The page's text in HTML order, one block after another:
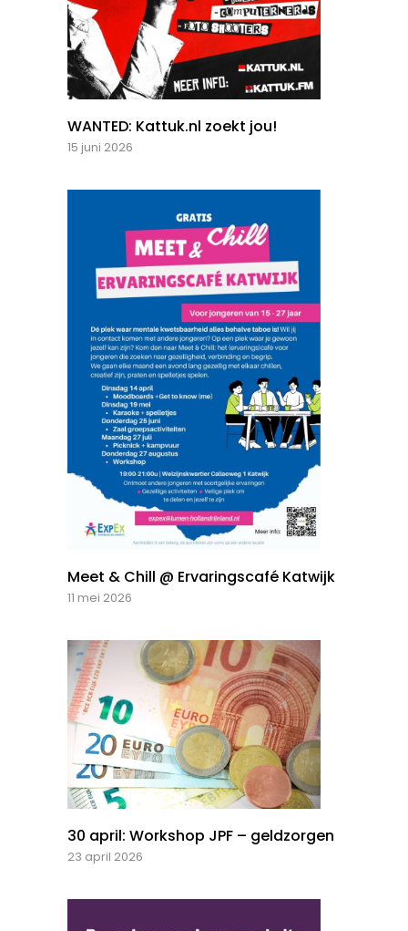
WANTED: Kattuk.nl zoekt jou!
15 juni 2026
Meet & Chill @ Ervaringscafé Katwijk
11 mei 2026
30 april: Workshop JPF – geldzorgen
23 april 2026